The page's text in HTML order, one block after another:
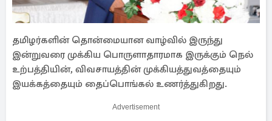
தமிழர்களின் தொன்மையான வாழ்வில் இருந்து
இன்றுவரை முக்கிய பொருளாதாரமாக இருக்கும் நெல்
உற்பத்தியின், விவசாயத்தின் முக்கியத்துவத்தையும்
இயக்கத்தையும் தைப்பொங்கல் உணர்த்துகிறது.
Advertisement